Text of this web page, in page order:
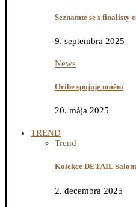
Seznamte se s finalisty
9. septembra 2025
News
Oribe spojuje umění
20. mája 2025
TREND
Trend
Kolekce DETAIL
2. decembra 2025